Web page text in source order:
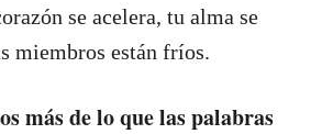
se acelera, tu alma se
miembros están fríos.
más de lo que las palabras